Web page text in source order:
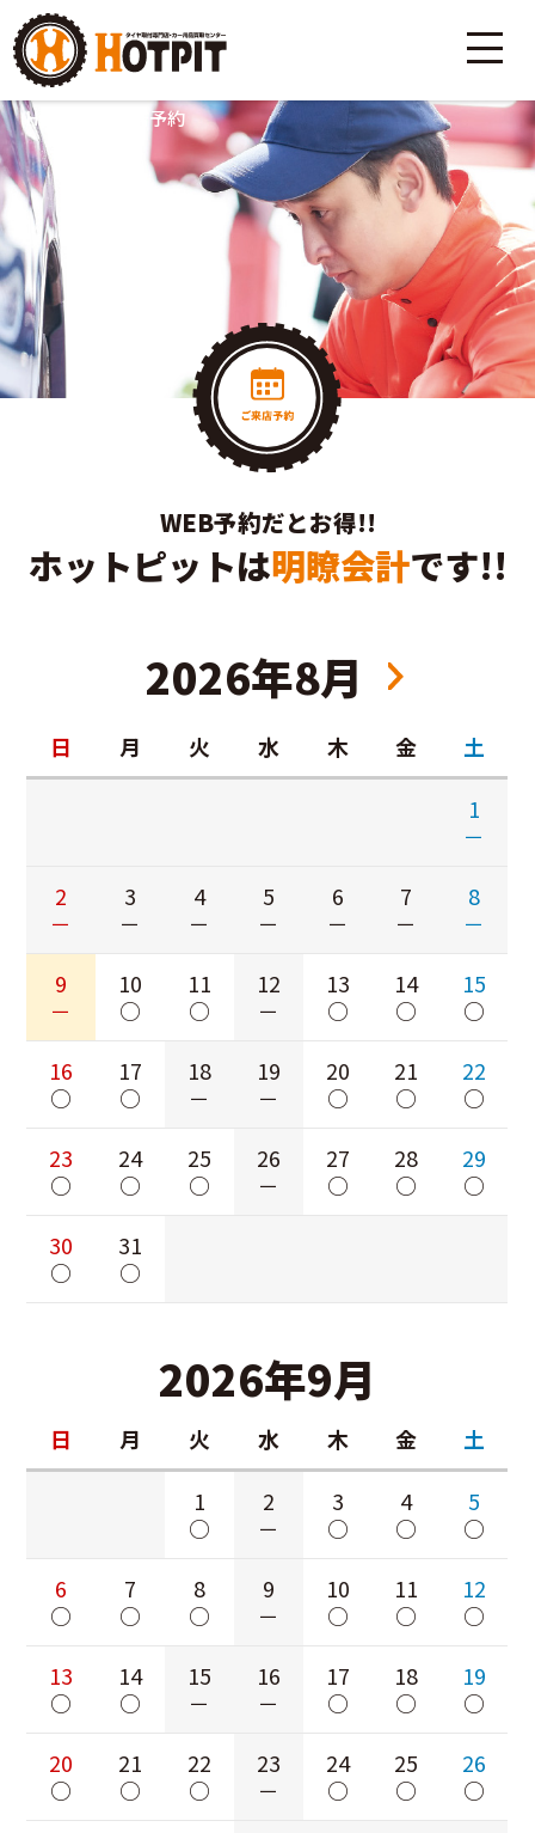
HOME ご来店予約
WEB予約だとお得!!
ホットピットは明瞭会計です!!
2026年8月
日 月 火 水 木 金
土
1
－
2
－
3
－
4
－
5
－
6
－
7
－
8
－
9
－
10
○
11
○
12
－
13
○
14
○
15
○
16
○
17
○
18
－
19
－
20
○
21
○
22
○
23
○
24
○
25
○
26
－
27
○
28
○
29
○
30
○
31
○
2026年9月
日 月 火 水 木 金
土
1
○
2
－
3
○
4
○
5
○
6
○
7
○
8
○
9
－
10
○
11
○
12
○
13
○
14
○
15
－
16
－
17
○
18
○
19
○
20
○
21
○
22
○
23
－
24
○
25
○
26
○